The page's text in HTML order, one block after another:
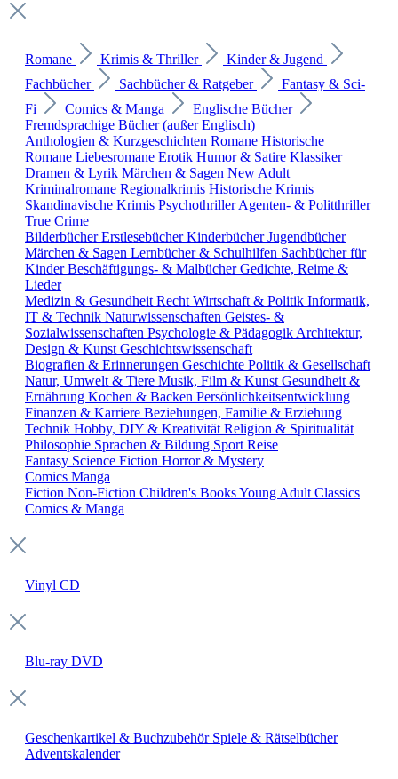
Romane Krimis & Thriller
Kinder & Jugend
Fachbücher
Sachbücher & Ratgeber
Fantasy & Sci-
Fi
Comics & Manga
Englische Bücher
Fremdsprachige Bücher (außer Englisch)
Anthologien & Kurzgeschichten Romane Historische
Romane Liebesromane Erotik Humor & Satire Klassiker
Dramen & Lyrik Märchen & Sagen New Adult
Kriminalromane Regionalkrimis Historische Krimis
Skandinavische Krimis PsychothrillerAgenten- & Politthriller
True Crime
BilderbücherErstlesebücherKinderbücherJugendbücher
Märchen & Sagen Lernbücher & Schulhilfen Sachbücher für
KinderBeschäftigungs- & MalbücherGedichte, Reime &
Lieder
Medizin & Gesundheit Recht Wirtschaft & Politik Informatik,
IT & Technik Naturwissenschaften Geistes- &
Sozialwissenschaften Psychologie & Pädagogik Architektur,
Design & Kunst Geschichtswissenschaft
Biografien & Erinnerungen Geschichte Politik & Gesellschaft
Natur, Umwelt & Tiere Musik, Film & Kunst Gesundheit &
Ernährung Kochen & Backen Persönlichkeitsentwicklung
Finanzen & Karriere Beziehungen, Familie & Erziehung
Technik Hobby, DIY & Kreativität Religion & Spiritualität
Philosophie Sprachen & Bildung Sport Reise
Fantasy Science Fiction Horror & Mystery
Comics Manga
Fiction Non-Fiction Children's BooksYoung Adult Classics
Comics & Manga
Vinyl CD
Blu-ray DVD
Geschenkartikel & Buchzubehör Spiele & Rätselbücher
Adventskalender